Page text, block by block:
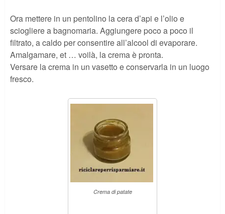
Ora mettere in un pentolino la cera d’api e l’olio e
sciogliere a bagnomaria. Aggiungere poco a poco il
filtrato, a caldo per consentire all’alcool di evaporare.
Amalgamare, et … voilà, la crema è pronta.
Versare la crema in un vasetto e conservarla in un luogo
fresco.
Crema di patate